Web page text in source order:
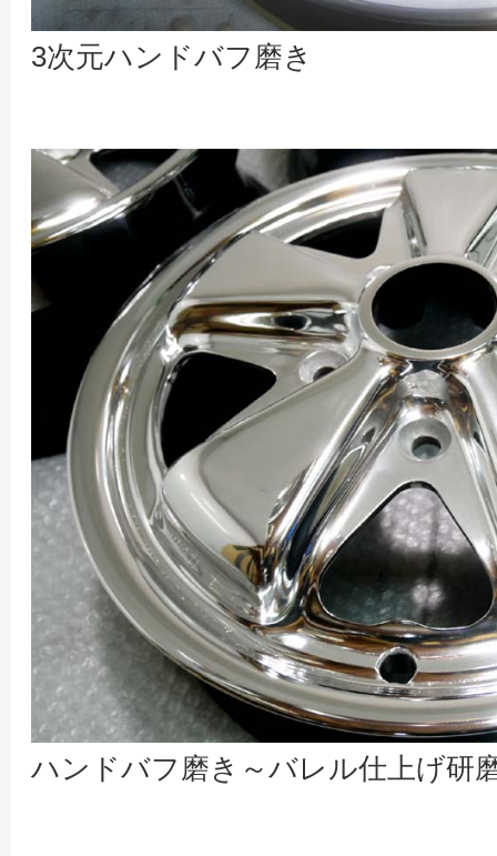
3次元ハンドバフ磨き
ハンドバフ磨き～バレル仕上げ研